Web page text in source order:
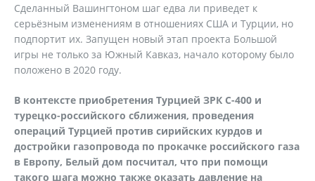
Сделанный Вашингтоном шаг едва ли приведет к
серьёзным изменениям в отношениях США и Турции, но
подпортит их. Запущен новый этап проекта Большой
игры не только за Южный Кавказ, начало которому было
положено в 2020 году.
В контексте приобретения Турцией ЗРК С-400 и
турецко-российского сближения, проведения
операций Турцией против сирийских курдов и
достройки газопровода по прокачке российского газа
в Европу, Белый дом посчитал, что при помощи
такого шага можно также оказать давление на